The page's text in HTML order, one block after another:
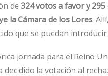
de 324 votos a favor y
la Cámara de los Lores.
que se puedan
jornada para el Reino
decidido la votación al